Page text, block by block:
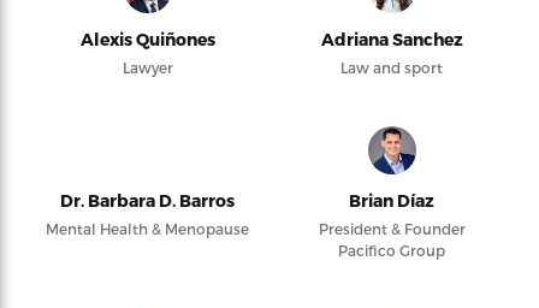
Alexis Quiñones
Lawyer
Adriana Sanchez
Law and sport
Dr. Barbara D. Barros
Mental Health & Menopause
Brian Díaz
President & Founder
Pacifico Group